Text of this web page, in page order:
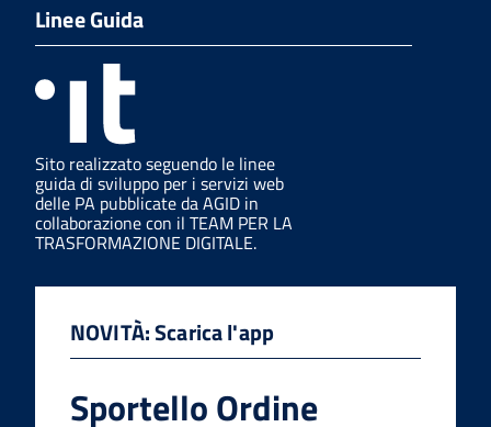
Linee Guida
Sito realizzato seguendo le linee
guida di sviluppo per i servizi web
delle PA pubblicate da AGID in
collaborazione con il TEAM PER LA
TRASFORMAZIONE DIGITALE.
NOVITÀ: Scarica l'app
Sportello Ordine